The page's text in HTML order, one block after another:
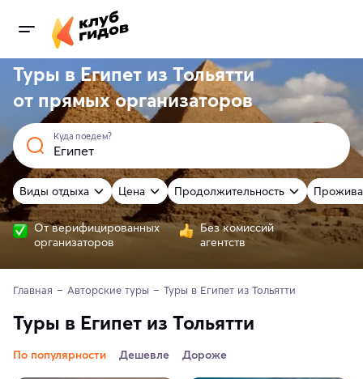
Туры в Египет из Тольятти
от прямыхорганизаторов
Куда поедем?
Виды отдыха Цена Продолжительность
От верифицированных
организаторов
Без комиссий
агентств
Главная Авторские туры Туры в Египет из Тольятти
Туры в Египет из Тольятти
По популярности Дешевле Дороже